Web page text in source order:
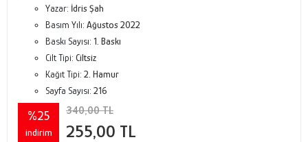
Yazar: İdris Şah
Basım Yılı: Ağustos 2022
Baskı Sayısı: 1. Baskı
Cilt Tipi: Ciltsiz
Kağıt Tipi: 2. Hamur
Sayfa Sayısı: 216
%25
indirim
340,00 TL
255,00 TL